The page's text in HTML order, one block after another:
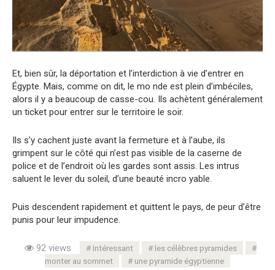
Et, bien sûr, la déportation et l’interdiction à vie d’entrer en
Égypte. Mais, comme on dit, le mo nde est plein d’imbéciles,
alors il y a beaucoup de casse-cou. Ils achètent généralement
un ticket pour entrer sur le territoire le soir.
Ils s’y cachent juste avant la fermeture et à l’aube, ils
grimpent sur le côté qui n’est pas visible de la caserne de
police et de l’endroit où les gardes sont assis. Les intrus
saluent le lever du soleil, d’une beauté incro yable.
Puis descendent rapidement et quittent le pays, de peur d’être
punis pour leur impudence.
92 views Intéressant
les célèbres pyramides
monter au sommet
une pyramide égyptienne